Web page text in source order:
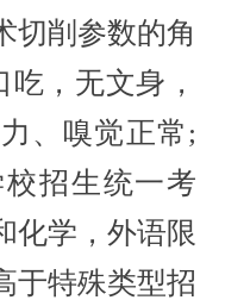
切削参数的角
，无文身，
、嗅觉正常;
招生统一考
化学，外语限
于特殊类型招